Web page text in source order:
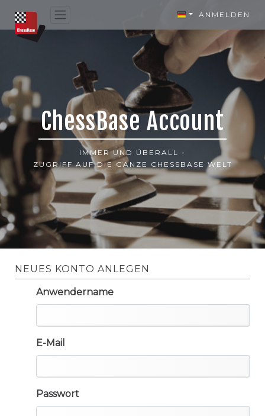
ANMELDEN
ChessBase Account
IMMER UND ÜBERALL -
ZUGRIFF AUF DIE GANZE CHESSBASE WELT
NEUES KONTO ANLEGEN
Anwendername
E-Mail
Passwort